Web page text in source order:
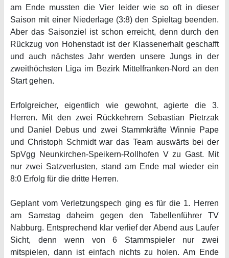
am Ende mussten die Vier leider wie so oft in dieser
Saison mit einer Niederlage (3:8) den Spieltag beenden.
Aber das Saisonziel ist schon erreicht, denn durch den
Rückzug von Hohenstadt ist der Klassenerhalt geschafft
und auch nächstes Jahr werden unsere Jungs in der
zweithöchsten Liga im Bezirk Mittelfranken-Nord an den
Start gehen.
Erfolgreicher, eigentlich wie gewohnt, agierte die 3.
Herren. Mit den zwei Rückkehrern Sebastian Pietrzak
und Daniel Debus und zwei Stammkräfte Winnie Pape
und Christoph Schmidt war das Team auswärts bei der
SpVgg Neunkirchen-Speikern-Rollhofen V zu Gast. Mit
nur zwei Satzverlusten, stand am Ende mal wieder ein
8:0 Erfolg für die dritte Herren.
Geplant vom Verletzungspech ging es für die 1. Herren
am Samstag daheim gegen den Tabellenführer TV
Nabburg. Entsprechend klar verlief der Abend aus Laufer
Sicht, denn wenn von 6 Stammspieler nur zwei
mitspielen, dann ist einfach nichts zu holen. Am Ende